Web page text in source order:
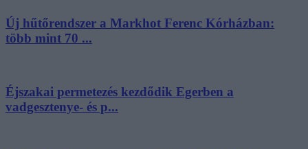
Új hűtőrendszer a Markhot Ferenc Kórházban:
több mint 70 ...
Éjszakai permetezés kezdődik Egerben a
vadgesztenye- és p...